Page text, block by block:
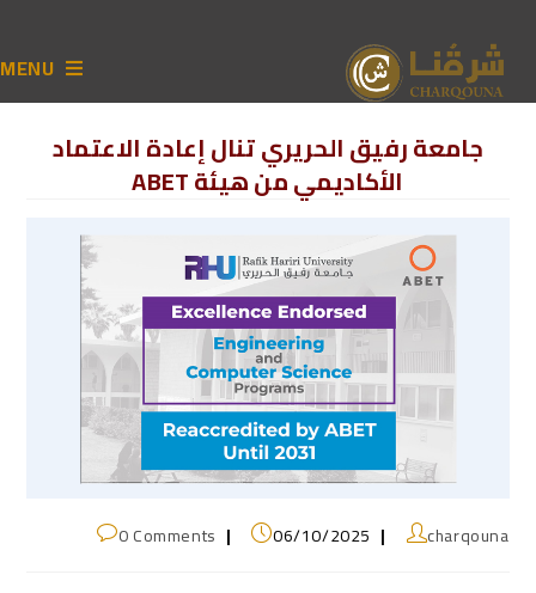
MENU
جامعة رفيق الحريري تنال إعادة الاعتماد
الأكاديمي من هيئة ABET
charqouna
06/10/2025
0 Comments